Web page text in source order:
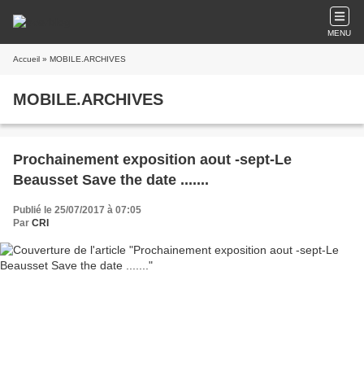
MENU
Accueil » MOBILE.ARCHIVES
MOBILE.ARCHIVES
Prochainement exposition aout -sept-Le
Beausset Save the date .......
Publié le 25/07/2017 à 07:05
Par CRI